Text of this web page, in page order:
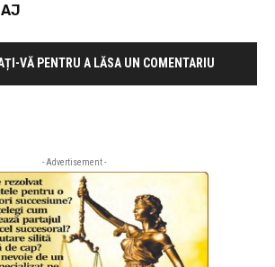
VĂ PENTRU A LĂSA UN COMENTARIU
- Advertisement -